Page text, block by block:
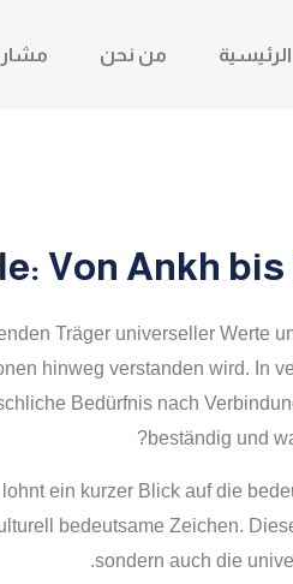
الرئيسية من نحن
Von Ankh
Träger universeller Werte
hinweg verstanden wird. In
Bedürfnis nach
beständig und
ein kurzer Blick auf die
bedeutsame Zeichen.
sondern auch die